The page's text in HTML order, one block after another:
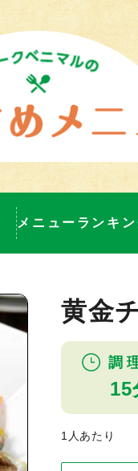
メニューランキン
黄金
調
15
1人あたり